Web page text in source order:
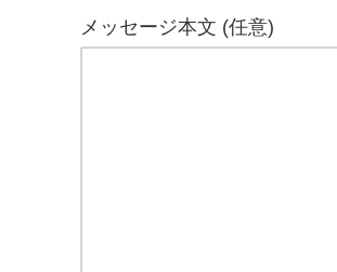
メッセージ本文 (任意)